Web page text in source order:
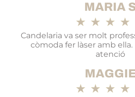
MARIA
★ ★ ★ ★
Candelaria va ser molt
còmoda fer làser amb
atenció
★ ★ ★ ★